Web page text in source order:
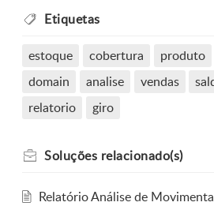
Etiquetas
estoque cobertura
produto
domain
analise vendas
relatorio
giro
Soluções relacionado(s)
Relatório Análise de